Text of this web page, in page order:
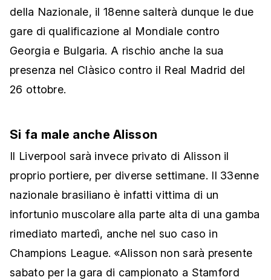
della Nazionale, il 18enne salterà dunque le due
gare di qualificazione al Mondiale contro
Georgia e Bulgaria. A rischio anche la sua
presenza nel Clàsico contro il Real Madrid del
26 ottobre.
Si fa male anche Alisson
Il Liverpool sarà invece privato di Alisson il
proprio portiere, per diverse settimane. Il 33enne
nazionale brasiliano è infatti vittima di un
infortunio muscolare alla parte alta di una gamba
rimediato martedì, anche nel suo caso in
Champions League. «Alisson non sarà presente
sabato per la gara di campionato a Stamford